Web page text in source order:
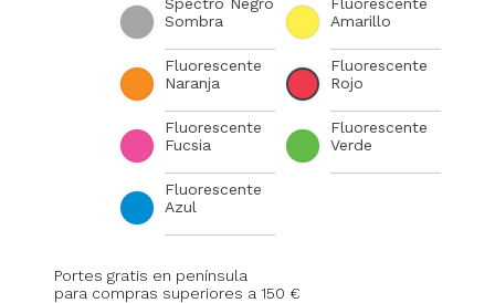
Sombra
Amarillo
Fluorescente
Naranja
Fluorescente
Rojo
Fluorescente
Fucsia
Fluorescente
Verde
Fluorescente
Azul
Portes gratis en península
para compras superiores a 150 €